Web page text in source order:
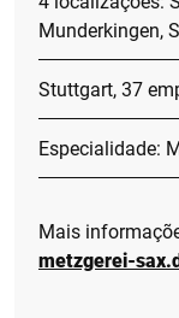
Munderkingen,
Stuttgart, 37
Especialidade:
Mais
metzgerei-